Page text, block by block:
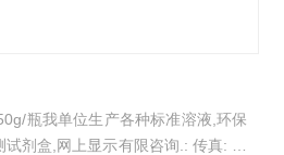
瓶我单位生产各种标准溶液,环保
剂盒,网上显示有限咨询.: 传真: 手